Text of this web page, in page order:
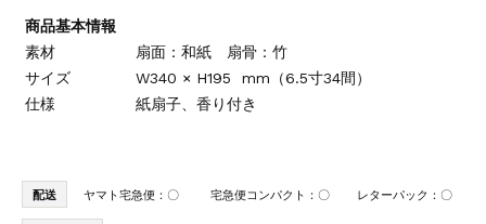
商品基本情報
素材
扇面：和紙 扇骨：竹
サイズ
W340 × H195 mm（6.5寸34間）
仕様
紙扇子、香り付き
配送 ヤマト宅急便：〇 宅急便コンパクト：〇 レターパック：〇